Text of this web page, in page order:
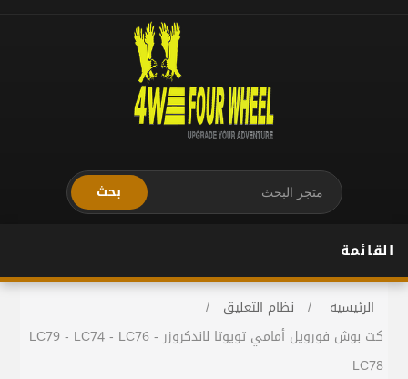
بحث
القائمة
الرئيسية / نظام التعليق
/
كت بوش فورويل أمامي تويوتا لاندكروزر LC79 - LC74 - LC76 -
LC78